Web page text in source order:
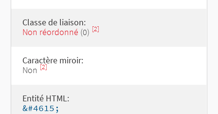
Classe de liaison:
Non réordonné (0) [2]
Caractère miroir:
Non [2]
Entité HTML:
&#4615;